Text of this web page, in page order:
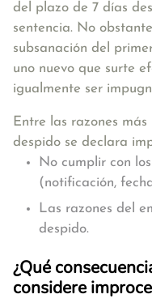
del plazo de 7 días
sentencia. No
subsanación del
uno nuevo que surte
igualmente ser
Entre las razones
despido se declara
No cumplir con
(notificación,
Las razones del
despido.
¿Qué
considere